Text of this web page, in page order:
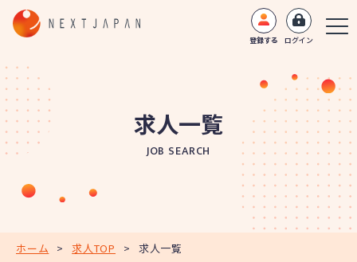
登録する ログイン
求人一覧
JOB SEARCH
ホーム > 求人TOP > 求人一覧